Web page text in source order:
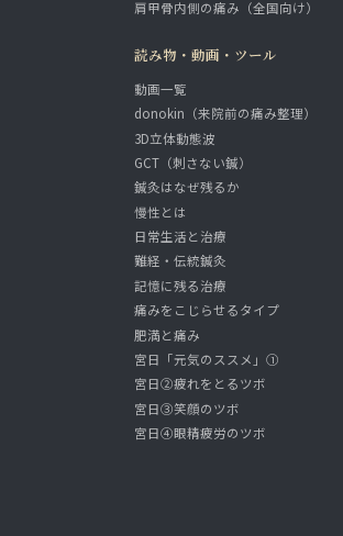
肩甲骨内側の痛み（全国向け）
読み物・動画・ツール
動画一覧
donokin（来院前の痛み整理）
3D立体動態波
GCT（刺さない鍼）
鍼灸はなぜ残るか
慢性とは
日常生活と治療
難経・伝統鍼灸
記憶に残る治療
痛みをこじらせるタイプ
肥満と痛み
宮日「元気のススメ」①
宮日②疲れをとるツボ
宮日③笑顔のツボ
宮日④眼精疲労のツボ